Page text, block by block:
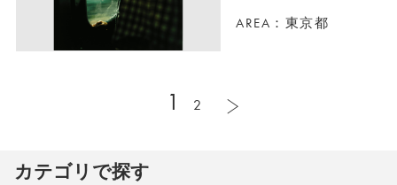
AREA：東京都
1 2
カテゴリで探す